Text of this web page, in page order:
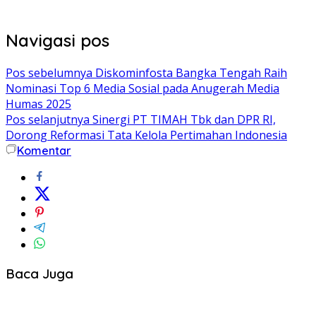
Navigasi pos
Pos sebelumnya Diskominfosta Bangka Tengah Raih
Nominasi Top 6 Media Sosial pada Anugerah Media
Humas 2025
Pos selanjutnya Sinergi PT TIMAH Tbk dan DPR RI,
Dorong Reformasi Tata Kelola Pertimahan Indonesia
Komentar
Baca Juga